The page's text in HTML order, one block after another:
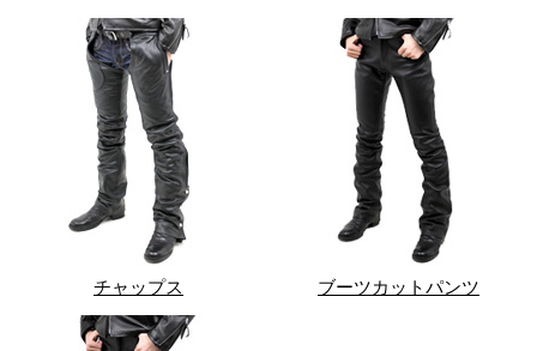
チャップス ブーツカットパンツ